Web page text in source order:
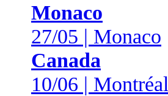
Monaco
27/05 | Monaco
Canada
10/06 | Montréal